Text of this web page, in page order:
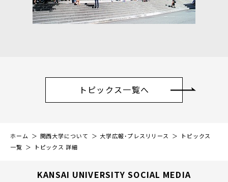
トピックス一覧へ
ホーム 関西大学について 大学広報・プレスリリース
トピックス
一覧
トピックス 詳細
KANSAI UNIVERSITY SOCIAL MEDIA